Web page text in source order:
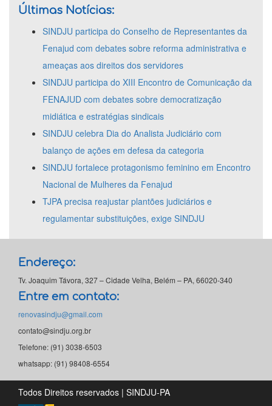
Últimas Notícias:
SINDJU participa do Conselho de Representantes da
Fenajud com debates sobre reforma administrativa e
ameaças aos direitos dos servidores
SINDJU participa do XIII Encontro de Comunicação da
FENAJUD com debates sobre democratização
midiática e estratégias sindicais
SINDJU celebra Dia do Analista Judiciário com
balanço de ações em defesa da categoria
SINDJU fortalece protagonismo feminino em Encontro
Nacional de Mulheres da Fenajud
TJPA precisa reajustar plantões judiciários e
regulamentar substituições, exige SINDJU
Endereço:
Tv. Joaquim Távora, 327 – Cidade Velha, Belém – PA, 66020-340
Entre em contato:
renovasindju@gmail.com
contato@sindju.org.br
Telefone: (91) 3038-6503
whatsapp: (91) 98408-6554
Todos Direitos reservados | SINDJU-PA